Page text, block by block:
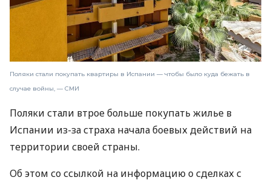
Поляки стали покупать квартиры в Испании — чтобы было куда бежать в
случае войны, — СМИ
Поляки стали втрое больше покупать жилье в
Испании из-за страха начала боевых действий на
территории своей страны.
Об этом со ссылкой на информацию о сделках с